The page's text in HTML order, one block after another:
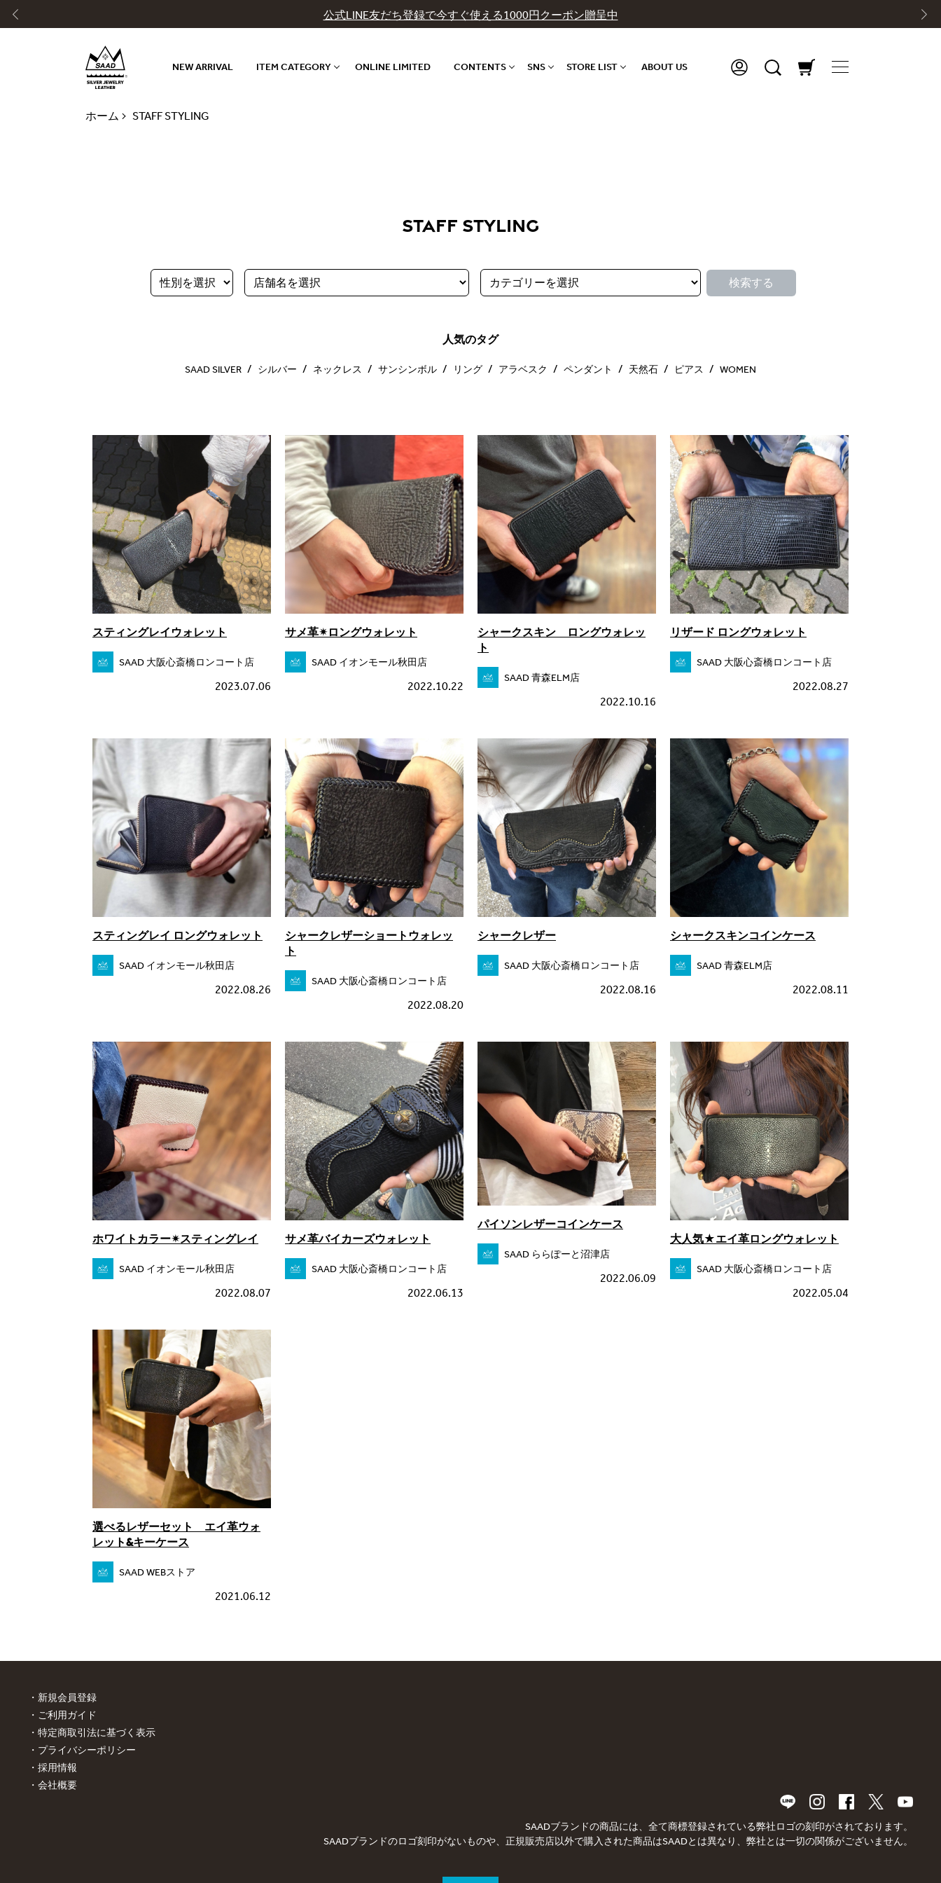
公式LINE友だち登録で今すぐ使える1000円クーポン贈呈中
NEW ARRIVAL ITEM CATEGORY ONLINE LIMITED CONTENTS SNS STORE LIST ABOUT US
ホーム STAFF STYLING
STAFF STYLING
人気のタグ
SAAD SILVER シルバー ネックレス サンシンボル リング アラベスク ペンダント 天然石 ピアス WOMEN
スティングレイウォレット
SAAD 大阪心斎橋ロンコート店
2023.07.06
サメ革✴ロングウォレット
SAAD イオンモール秋田店
2022.10.22
シャークスキン ロングウォレッ
ト
SAAD 青森ELM店
2022.10.16
リザード ロングウォレット
SAAD 大阪心斎橋ロンコート店
2022.08.27
スティングレイ ロングウォレット
SAAD イオンモール秋田店
2022.08.26
シャークレザーショートウォレッ
ト
SAAD 大阪心斎橋ロンコート店
2022.08.20
シャークレザー
SAAD 大阪心斎橋ロンコート店
2022.08.16
シャークスキンコインケース
SAAD 青森ELM店
2022.08.11
ホワイトカラー✴スティングレイ
SAAD イオンモール秋田店
2022.08.07
サメ革バイカーズウォレット
SAAD 大阪心斎橋ロンコート店
2022.06.13
パイソンレザーコインケース
SAAD ららぽーと沼津店
2022.06.09
大人気★エイ革ロングウォレット
SAAD 大阪心斎橋ロンコート店
2022.05.04
選べるレザーセット エイ革ウォ
レット&キーケース
SAAD WEBストア
2021.06.12
新規会員登録
ご利用ガイド
特定商取引法に基づく表示
プライバシーポリシー
採用情報
会社概要
SAADブランドの商品には、全て商標登録されている弊社ロゴの刻印がされております。
SAADブランドのロゴ刻印がないものや、正規販売店以外で購入された商品はSAADとは異なり、弊社とは一切の関係がございません。